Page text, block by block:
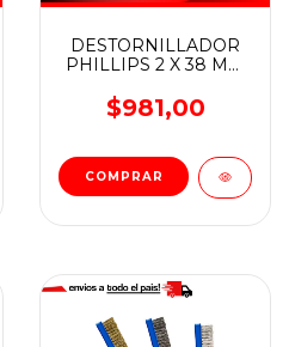
DESTORNILLADOR
PHILLIPS 2 X 38 MM
$981,00